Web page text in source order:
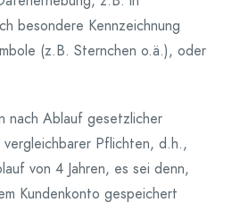
besondere Kennzeichnung
(z.B. Sternchen o.ä.), oder
nach Ablauf gesetzlicher
Pflichten, d.h.,
von 4 Jahren, es sei denn,
Kundenkonto gespeichert